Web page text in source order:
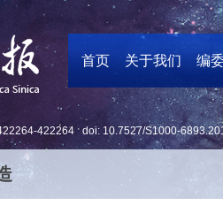
首页 关于我们 编
422264 doi: 10.7527/S1000-